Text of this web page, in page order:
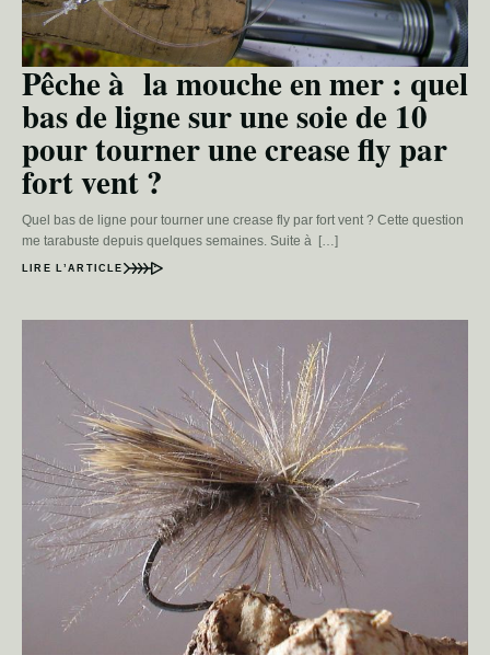
Pêche à la mouche en mer : quel
bas de ligne sur une soie de 10
pour tourner une crease fly par
fort vent ?
Quel bas de ligne pour tourner une crease fly par fort vent ? Cette question
me tarabuste depuis quelques semaines. Suite à […]
LIRE L’ARTICLE